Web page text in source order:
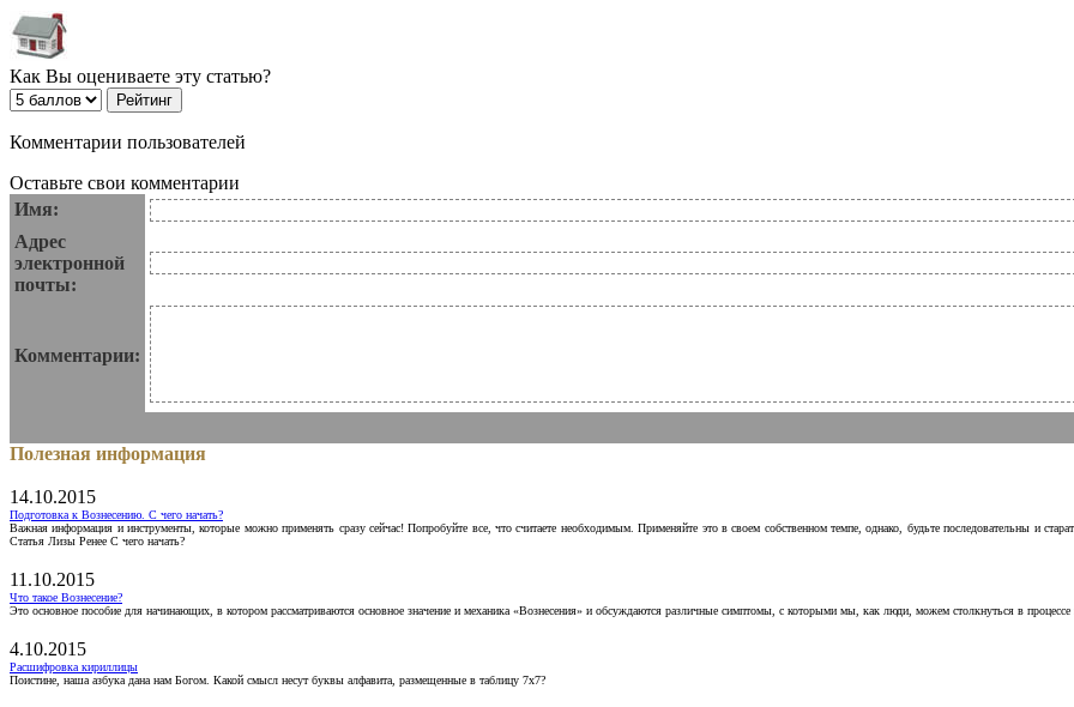
Как Вы оцениваете эту статью?
Комментарии пользователей
Оставьте свои комментарии
Имя:
Адрес
электронной
почты:
Комментарии:
Полезная информация
14.10.2015
Подготовка к Вознесению. С чего начать?
Важная информация и инструменты, которые можно применять сразу сейчас! Попробуйте все, что считаете необходимым. Применяйте это в своем собственном темпе, однако, будьте последовательны и
Статья Лизы Ренее С чего начать?
11.10.2015
Что такое Вознесение?
Это основное пособие для начинающих, в котором рассматриваются основное значение и механика «Вознесения» и обсуждаются различные симптомы, с которыми мы, как люди, можем столкнуться в
4.10.2015
Расшифровка кириллицы
Поистине, наша азбука дана нам Богом. Какой смысл несут буквы алфавита, размещенные в таблицу 7х7?